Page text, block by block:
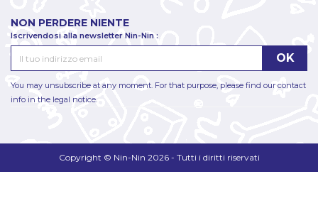
NON PERDERE NIENTE
Iscrivendosi alla newsletter Nin-Nin :
You may unsubscribe at any moment. For that purpose, please find our contact
info in the legal notice.
Copyright © Nin-Nin 2026 - Tutti i diritti riservati